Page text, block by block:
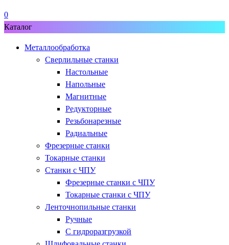
0
Каталог
Металлообработка
Сверлильные станки
Настольные
Напольные
Магнитные
Редукторные
Резьбонарезные
Радиальные
Фрезерные станки
Токарные станки
Станки с ЧПУ
Фрезерные станки с ЧПУ
Токарные станки с ЧПУ
Ленточнопильные станки
Ручные
С гидроразгрузкой